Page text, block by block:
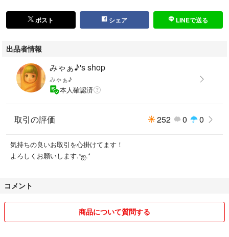
ポスト シェア LINEで送る
出品者情報
みゃぁ♪'s shop
みゃぁ♪
本人確認済
取引の評価 252 0 0
気持ちの良いお取引を心掛けてます！
よろしくお願いします.°ஐ.*
コメント
商品について質問する